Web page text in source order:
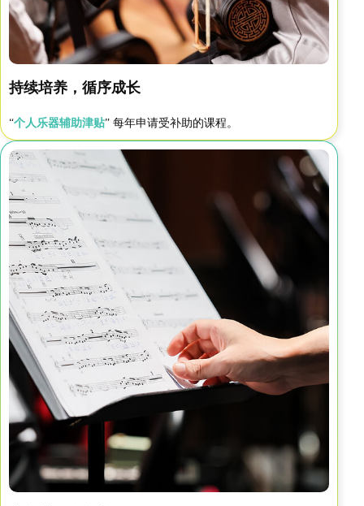
持续培养，循序成长
“个人乐器辅助津贴” 每年申请受补助的课程。